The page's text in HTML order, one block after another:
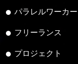
パラレルワーカー
フリーランス
プロジェクト